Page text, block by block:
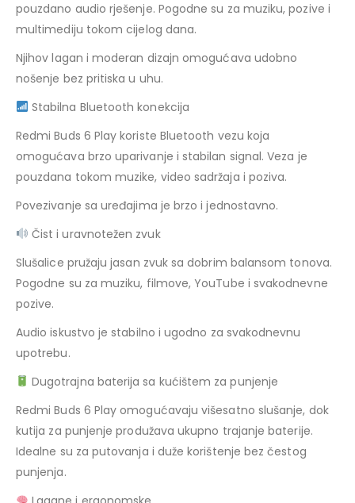
pouzdano audio rješenje. Pogodne su za muziku, pozive i
multimediju tokom cijelog dana.
Njihov lagan i moderan dizajn omogućava udobno
nošenje bez pritiska u uhu.
Stabilna Bluetooth konekcija
Redmi Buds 6 Play koriste Bluetooth vezu koja
omogućava brzo uparivanje i stabilan signal. Veza je
pouzdana tokom muzike, video sadržaja i poziva.
Povezivanje sa uređajima je brzo i jednostavno.
Čist i uravnotežen zvuk
Slušalice pružaju jasan zvuk sa dobrim balansom tonova.
Pogodne su za muziku, filmove, YouTube i svakodnevne
pozive.
Audio iskustvo je stabilno i ugodno za svakodnevnu
upotrebu.
Dugotrajna baterija sa kućištem za punjenje
Redmi Buds 6 Play omogućavaju višesatno slušanje, dok
kutija za punjenje produžava ukupno trajanje baterije.
Idealne su za putovanja i duže korištenje bez čestog
punjenja.